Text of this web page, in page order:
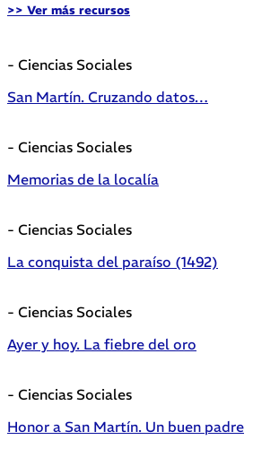
>> Ver más recursos
- Ciencias Sociales
San Martín. Cruzando datos…
- Ciencias Sociales
Memorias de la localía
- Ciencias Sociales
La conquista del paraíso (1492)
- Ciencias Sociales
Ayer y hoy. La fiebre del oro
- Ciencias Sociales
Honor a San Martín. Un buen padre